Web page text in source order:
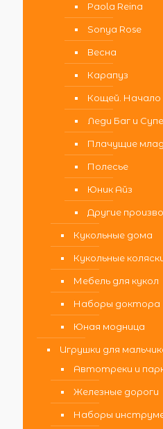
Paola Reina
Sonya Rose
Весна
Карапуз
Кощей. Начало
Леди Баг и
Плачущие
Полесье
Юник Айз
Другие
Кукольные дома
Кукольные
Мебель для кукол
Наборы доктора
Юная модница
Игрушки для
Автотреки и
Железные дороги
Наборы